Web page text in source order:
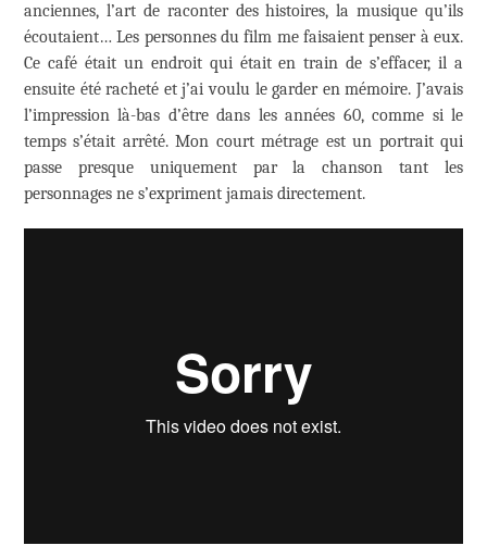
anciennes, l’art de raconter des histoires, la musique qu’ils
écoutaient… Les personnes du film me faisaient penser à eux.
Ce café était un endroit qui était en train de s’effacer, il a
ensuite été racheté et j’ai voulu le garder en mémoire. J’avais
l’impression là-bas d’être dans les années 60, comme si le
temps s’était arrêté. Mon court métrage est un portrait qui
passe presque uniquement par la chanson tant les
personnages ne s’expriment jamais directement.